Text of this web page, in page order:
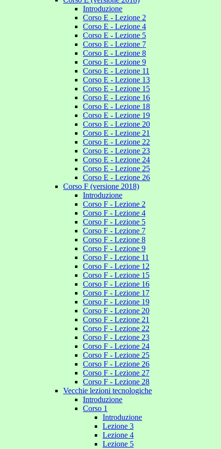
Introduzione
Corso E - Lezione 2
Corso E - Lezione 4
Corso E - Lezione 5
Corso E - Lezione 7
Corso E - Lezione 8
Corso E - Lezione 9
Corso E - Lezione 11
Corso E - Lezione 13
Corso E - Lezione 15
Corso E - Lezione 16
Corso E - Lezione 18
Corso E - Lezione 19
Corso E - Lezione 20
Corso E - Lezione 21
Corso E - Lezione 22
Corso E - Lezione 23
Corso E - Lezione 24
Corso E - Lezione 25
Corso E - Lezione 26
Corso F (versione 2018)
Introduzione
Corso F - Lezione 2
Corso F - Lezione 4
Corso F - Lezione 5
Corso F - Lezione 7
Corso F - Lezione 8
Corso F - Lezione 9
Corso F - Lezione 11
Corso F - Lezione 12
Corso F - Lezione 15
Corso F - Lezione 16
Corso F - Lezione 17
Corso F - Lezione 19
Corso F - Lezione 20
Corso F - Lezione 21
Corso F - Lezione 22
Corso F - Lezione 23
Corso F - Lezione 24
Corso F - Lezione 25
Corso F - Lezione 26
Corso F - Lezione 27
Corso F - Lezione 28
Vecchie lezioni tecnologiche
Introduzione
Corso 1
Introduzione
Lezione 3
Lezione 4
Lezione 5